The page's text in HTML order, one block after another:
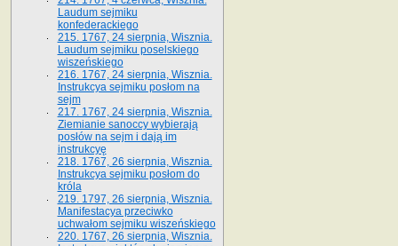
Laudum sejmiku
konfederackiego
215. 1767, 24 sierpnia, Wisznia.
Laudum sejmiku poselskiego
wiszeńskiego
216. 1767, 24 sierpnia, Wisznia.
Instrukcya sejmiku posłom na
sejm
217. 1767, 24 sierpnia, Wisznia.
Ziemianie sanoccy wybierają
posłów na sejm i dają im
instrukcyę
218. 1767, 26 sierpnia, Wisznia.
Instrukcya sejmiku posłom do
króla
219. 1797, 26 sierpnia, Wisznia.
Manifestacya przeciwko
uchwałom sejmiku wiszeńskiego
220. 1767, 26 sierpnia, Wisznia.